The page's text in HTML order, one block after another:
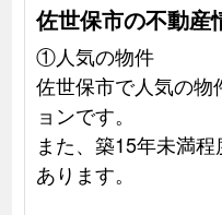
佐世保市の不動産
①人気の物件
佐世保市で人気の物
ョンです。
また、築15年未満
あります。